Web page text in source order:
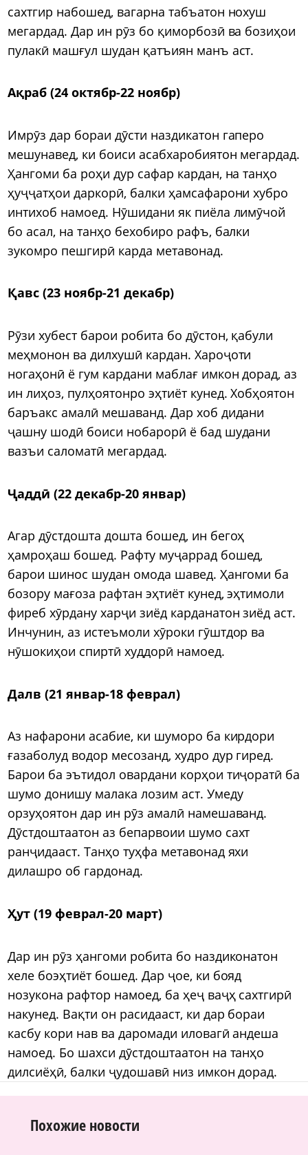
сахтгир набошед, вагарна табъатон нохуш
мегардад. Дар ин рӯз бо қиморбозӣ ва бозиҳои
пулакӣ машғул шудан қатъиян манъ аст.
Ақраб (24 октябр-22 ноябр)
Имрӯз дар бораи дӯсти наздикатон гаперо
мешунавед, ки боиси асабхаробиятон мегардад.
Ҳангоми ба роҳи дур сафар кардан, на танҳо
ҳуҷҷатҳои даркорӣ, балки ҳамсафарони хубро
интихоб намоед. Нӯшидани як пиёла лимӯчой
бо асал, на танҳо бехобиро рафъ, балки
зукомро пешгирӣ карда метавонад.
Қавс (23 ноябр-21 декабр)
Рӯзи хубест барои робита бо дӯстон, қабули
меҳмонон ва дилхушӣ кардан. Хароҷоти
ногаҳонӣ ё гум кардани маблағ имкон дорад, аз
ин лиҳоз, пулҳоятонро эҳтиёт кунед. Хобҳоятон
баръакс амалӣ мешаванд. Дар хоб дидани
ҷашну шодӣ боиси нобарорӣ ё бад шудани
вазъи саломатӣ мегардад.
Ҷаддӣ (22 декабр-20 январ)
Агар дӯстдошта дошта бошед, ин бегоҳ
ҳамроҳаш бошед. Рафту муҷаррад бошед,
барои шинос шудан омода шавед. Ҳангоми ба
бозору мағоза рафтан эҳтиёт кунед, эҳтимоли
фиреб хӯрдану харҷи зиёд карданатон зиёд аст.
Инчунин, аз истеъмоли хӯроки гӯштдор ва
нӯшокиҳои спиртӣ худдорӣ намоед.
Далв (21 январ-18 феврал)
Аз нафарони асабие, ки шуморо ба кирдори
ғазаболуд водор месозанд, худро дур гиред.
Барои ба эътидол овардани корҳои тиҷоратӣ ба
шумо донишу малака лозим аст. Умеду
орзуҳоятон дар ин рӯз амалӣ намешаванд.
Дӯстдоштаатон аз бепарвоии шумо сахт
ранҷидааст. Танҳо туҳфа метавонад яхи
дилашро об гардонад.
Ҳут (19 феврал-20 март)
Дар ин рӯз ҳангоми робита бо наздиконатон
хеле боэҳтиёт бошед. Дар ҷое, ки бояд
нозукона рафтор намоед, ба ҳеҷ ваҷҳ сахтгирӣ
накунед. Вақти он расидааст, ки дар бораи
касбу кори нав ва даромади иловагӣ андеша
намоед. Бо шахси дӯстдоштаатон на танҳо
дилсиёҳӣ, балки ҷудошавӣ низ имкон дорад.
Похожие новости